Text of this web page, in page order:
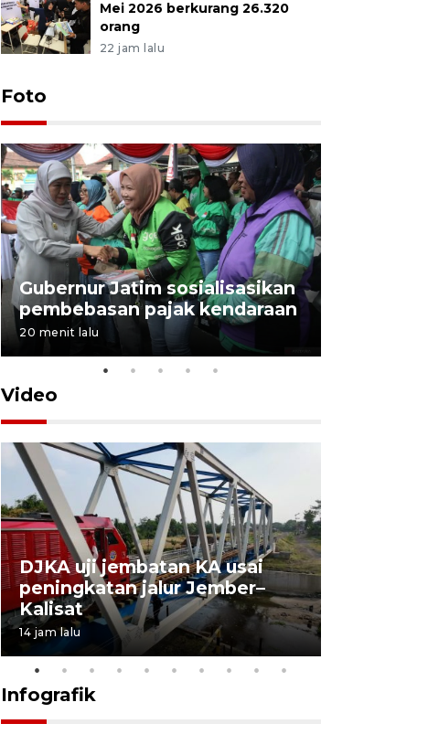
Mei 2026 berkurang 26.320
orang
22 jam lalu
Foto
Gubernur Jatim sosialisasikan
pembebasan pajak kendaraan
20 menit lalu
Video
DJKA uji jembatan KA usai
peningkatan jalur Jember–
Kalisat
14 jam lalu
Infografik